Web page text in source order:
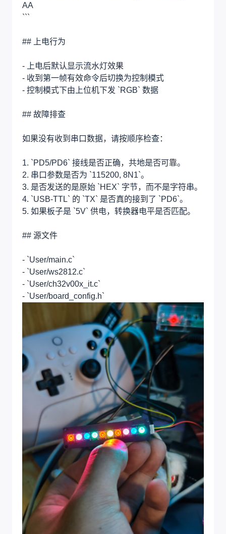
AA
```
## 上电行为
- 上电后默认显示流水灯效果
- 收到第一帧有效命令后切换为控制模式
- 控制模式下由上位机下发 `RGB` 数据
## 故障排查
如果没有收到串口数据，请按顺序检查：
1. `PD5/PD6` 接线是否正确，共地是否可靠。
2. 串口参数是否为 `115200, 8N1`。
3. 是否发送的是原始 `HEX` 字节，而不是字符串。
4. `USB-TTL` 的 `TX` 是否真的接到了 `PD6`。
5. 如果板子是 `5V` 供电，转换器电平是否匹配。
## 源文件
- `User/main.c`
- `User/ws2812.c`
- `User/ch32v00x_it.c`
- `User/board_config.h`